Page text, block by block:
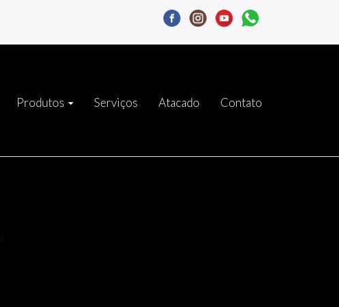
Produtos Serviços Atacado Contato